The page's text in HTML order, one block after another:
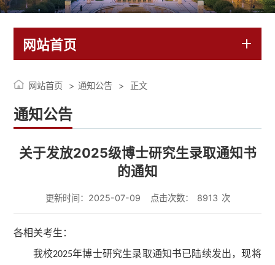
网站首页
通知公告
网站首页 通知公告 正文
关于发放2025级博士研究生录取通知书
的通知
更新时间：2025-07-09 点击次数： 8913 次
各相关考生：
我校2025年博士研究生录取通知书已陆续发出，现将